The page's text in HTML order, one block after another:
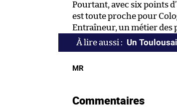
Pourtant, avec six points
est toute proche pour
Entraîneur, un métier des
Un
MR
Commentaires